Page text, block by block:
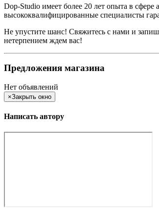
Dop-Studio имеет более 20 лет опыта в
высококвалифицированные специалисты
Не упустите шанс! Свяжитесь с нами и
нетерпением ждем вас!
Предложения магазина
Нет объявлений
×Закрыть окно
Написать автору